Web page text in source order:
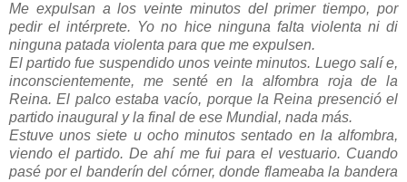
Me expulsan a los veinte minutos del primer tiempo, por
pedir el intérprete. Yo no hice ninguna falta violenta ni di
ninguna patada violenta para que me expulsen.
El partido fue suspendido unos veinte minutos. Luego salí e,
inconscientemente, me senté en la alfombra roja de la
Reina. El palco estaba vacío, porque la Reina presenció el
partido inaugural y la final de ese Mundial, nada más.
Estuve unos siete u ocho minutos sentado en la alfombra,
viendo el partido. De ahí me fui para el vestuario. Cuando
pasé por el banderín del córner, donde flameaba la bandera